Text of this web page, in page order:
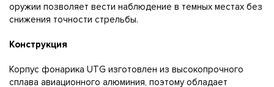
оружии позволяет вести наблюдение в темных местах без
снижения точности стрельбы.
Конструкция
Корпус фонарика UTG изготовлен из высокопрочного
сплава авиационного алюминия, поэтому обладает